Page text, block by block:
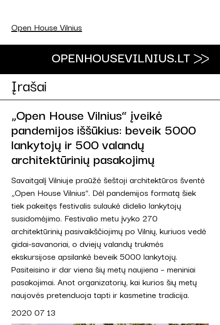
Open House Vilnius
OPENHOUSEVILNIUS.LT
Įrašai
„Open House Vilnius“ įveikė
pandemijos iššūkius: beveik 5000
lankytojų ir 500 valandų
architektūrinių pasakojimų
Savaitgalį Vilniuje praūžė šeštoji architektūros šventė
„Open House Vilnius“. Dėl pandemijos formatą šiek
tiek pakeitęs festivalis sulaukė didelio lankytojų
susidomėjimo. Festivalio metu įvyko 270
architektūrinių pasivaikščiojimų po Vilnių, kuriuos vedė
gidai-savanoriai, o dviejų valandų trukmės
ekskursijose apsilankė beveik 5000 lankytojų.
Pasiteisino ir dar viena šių metų naujiena – meniniai
pasakojimai. Anot organizatorių, kai kurios šių metų
naujovės pretenduoja tapti ir kasmetine tradicija.
2020 07 13